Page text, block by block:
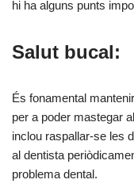
hi ha alguns punts
Salut bucal:
És fonamental
per a poder mastegar
inclou raspallar-se les
al dentista
problema dental.